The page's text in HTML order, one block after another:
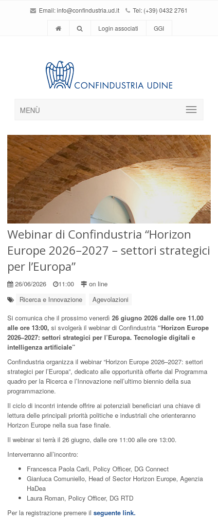
Email:info@confindustria.ud.it Tel: (+39) 0432 2761
Login associati GGI
MENÙ
Webinar di Confindustria “Horizon
Europe 2026–2027 – settori strategici
per l’Europa”
26/06/2026 11:00
on line
Ricerca e Innovazione
Agevolazioni
Si comunica che il prossimo venerdì 26 giugno 2026 dalle ore 11.00
alle ore 13:00, si svolgerà il webinar di Confindustria “Horizon Europe
2026–2027: settori strategici per l’Europa. Tecnologie digitali e
intelligenza artificiale”
Confindustria organizza il webinar “Horizon Europe 2026–2027: settori
strategici per l’Europa”, dedicato alle opportunità offerte dal Programma
quadro per la Ricerca e l’Innovazione nell’ultimo biennio della sua
programmazione.
Il ciclo di incontri intende offrire ai potenziali beneficiari una chiave di
lettura delle principali priorità politiche e industriali che orienteranno
Horizon Europe nella sua fase finale.
Il webinar si terrà il 26 giugno, dalle ore 11:00 alle ore 13:00.
Interverranno all’incontro:
Francesca Paola Carli, Policy Officer, DG Connect
Gianluca Comuniello, Head of Sector Horizon Europe, Agenzia
HaDea
Laura Roman, Policy Officer, DG RTD
Per la registrazione premere il seguente link.